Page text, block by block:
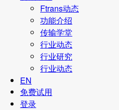
Ftrans动态
功能介绍
传输学堂
行业动态
行业研究
行业动态
EN
免费试用
登录